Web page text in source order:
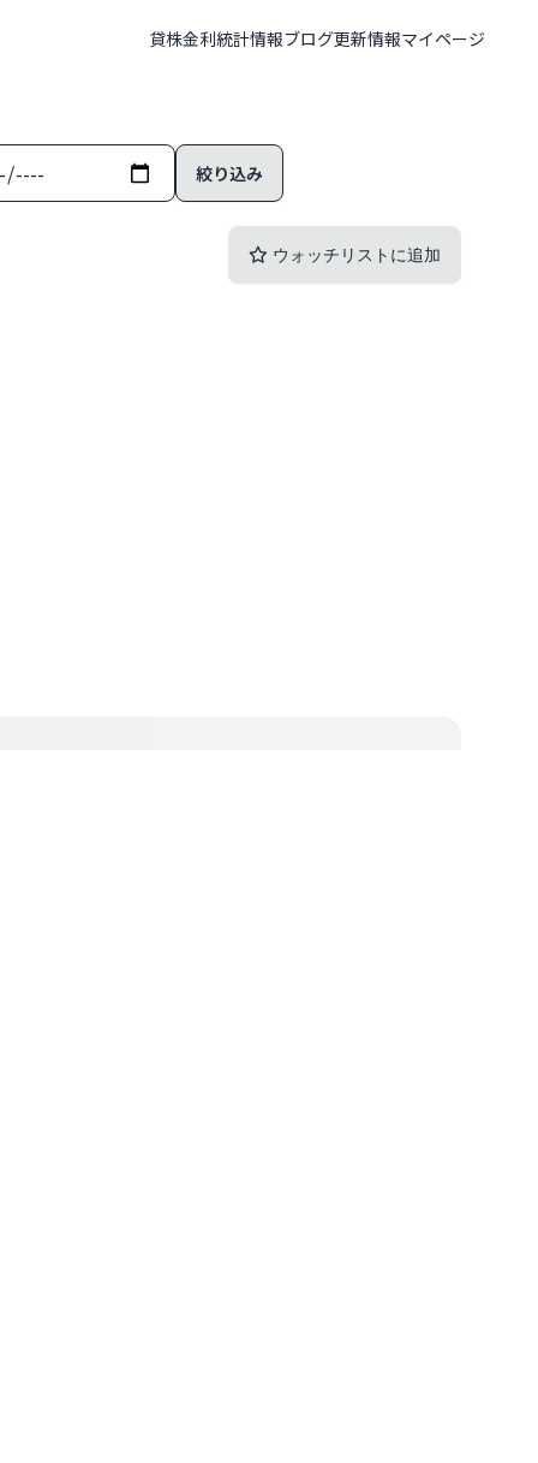
貸株金利統計情報ブログ更新情報マイページ
ウォッチリストに追加